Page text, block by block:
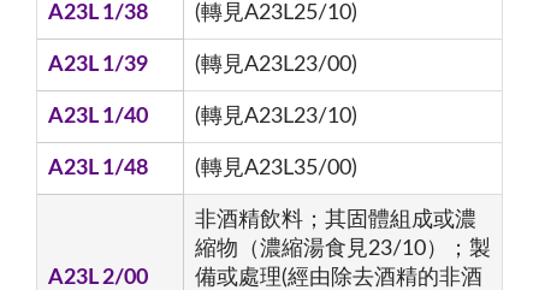
A23L 1/38 (轉見A23L25/10)
A23L 1/39 (轉見A23L23/00)
A23L 1/40 (轉見A23L23/10)
A23L 1/48 (轉見A23L35/00)
A23L 2/00
非酒精飲料；其固體組成或濃
縮物（濃縮湯食見23/10）；製
備或處理(經由除去酒精的非酒